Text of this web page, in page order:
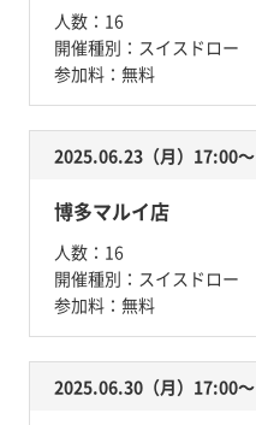
人数： 16
開催種別： スイスドロー
参加料： 無料
2025.06.23（月）17:00〜
博多マルイ店
人数： 16
開催種別： スイスドロー
参加料： 無料
2025.06.30（月）17:00〜